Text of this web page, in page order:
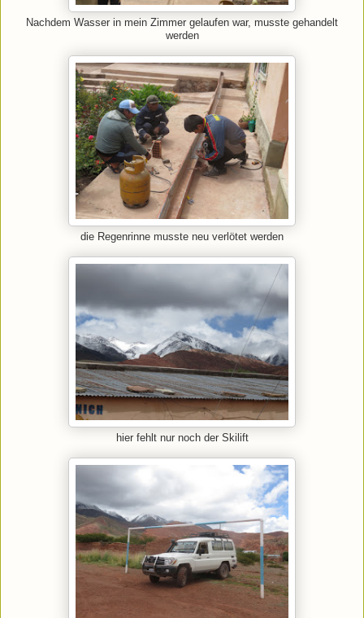
Nachdem Wasser in mein Zimmer gelaufen war, musste gehandelt
werden
die Regenrinne musste neu verlötet werden
hier fehlt nur noch der Skilift